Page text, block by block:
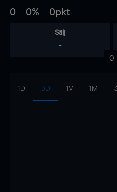
0 0% 0pkt
Sälj
-
0
1D 3D 1V 1M